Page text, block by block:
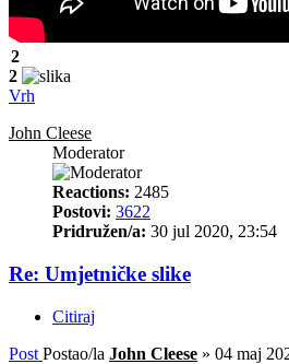
2
2
Vrh
John Cleese
Moderator
Reactions: 2485
Postovi: 3622
Pridružen/a: 30 jul 2020, 23:54
Re: Umjetničke slike
Citiraj
Post Postao/la John Cleese » 04 maj